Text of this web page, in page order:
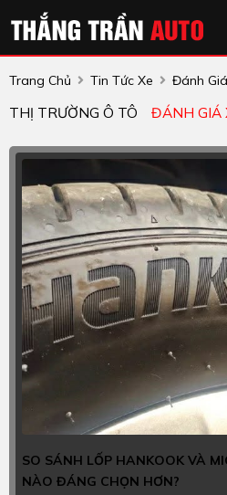
Trang Chủ Tin Tức Xe Đánh
THỊ TRƯỜNG Ô TÔ ĐÁNH GIÁ
SO SÁNH LỐP HANKOOK VÀ
NÀO ĐÁNG CHỌN HƠN?